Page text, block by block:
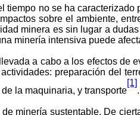
tiempo no se ha
sobre el ambiente,
minera essin lugar a dudas
minería intensiva puede
a cabo a los efectos
preparación del
la maquinaria, y transporte
[1]
.
minería sustentable. De